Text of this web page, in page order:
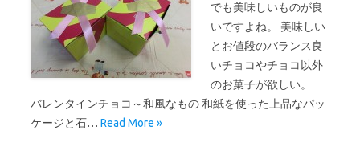
でも美味しいものが良
いですよね。 美味しい
とお値段のバランス良
いチョコやチョコ以外
のお菓子が欲しい。
バレンタインチョコ～和風なもの 和紙を使った上品なパッ
ケージと石… Read More »